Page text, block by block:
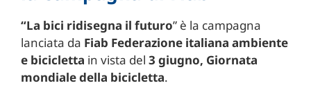
“La bici ridisegna il futuro” è la campagna
lanciata da Fiab Federazione italiana ambiente
e bicicletta in vista del 3 giugno, Giornata
mondiale della bicicletta.